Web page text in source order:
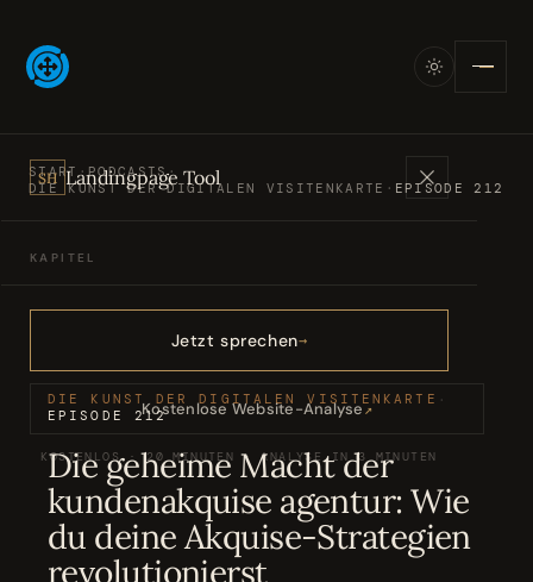
SH Landingpage Tool
KAPITEL
01 Angebote
02 Bücher
Podcasts
04 Bewertungen
Jetzt sprechen
Kostenlose Website-Analyse↗
KOSTENLOS · 20 MINUTEN · ANALYSE IN 3 MINUTEN
START·PODCASTS·
DIE KUNST DER DIGITALEN VISITENKARTE · EPISODE 212
DIE KUNST DER DIGITALEN VISITENKARTE ·
EPISODE 212
Die geheime Macht der
kundenakquise agentur: Wie
du deine Akquise-Strategien
revolutionierst